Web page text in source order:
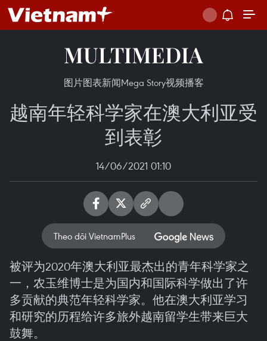
MULTIMEDIA
图片图表新闻Mega Story视频播客
越南年轻科学家在澳大利亚受
到表彰
14/06/2021 01:10
Theo dõi VietnamPlus
被评为2020年澳大利亚最杰出的青年科学家之
一，农玉维博士是为国内和国际科学做出了许
多贡献的典范年轻科学家。他在澳大利亚学习
和研究的历程给许多旅外越南留学生带来巨大
鼓舞。